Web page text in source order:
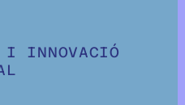
I INNOVACIÓ